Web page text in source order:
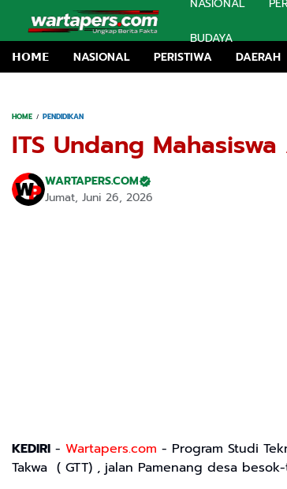
BUDAYA
𝗛𝗢𝗠𝗘
NASIONAL PERISTIWA DAERAH
HOME PENDIDIKAN
ITS Undang
WARTAPERS.COM
Jumat, Juni 26, 2026
KEDIRI - Wartapers.com - Program Studi
Takwa ( GTT) , jalan Pamenang desa